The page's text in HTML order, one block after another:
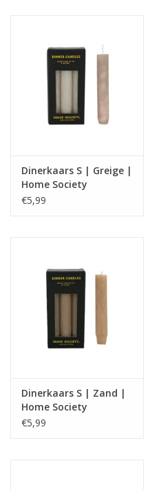
Dinerkaars S | Greige |
Home Society
€5,99
Dinerkaars S | Zand |
Home Society
€5,99